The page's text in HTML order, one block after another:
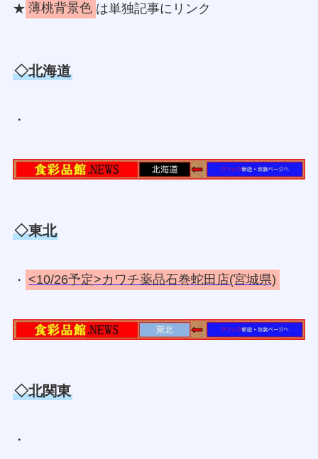
★ 薄桃背景色 は単独記事にリンク
◇北海道
・
◇東北
・ <10/26予定>カワチ薬品石巻蛇田店(宮城県)
◇北関東
・